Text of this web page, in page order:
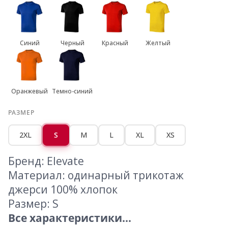
Синий Черный Красный Желтый
Оранжевый Темно-синий
РАЗМЕР
2XL S M L XL XS
Бренд: Elevate
Материал: одинарный трикотаж
джерси 100% хлопок
Размер: S
Все характеристики...